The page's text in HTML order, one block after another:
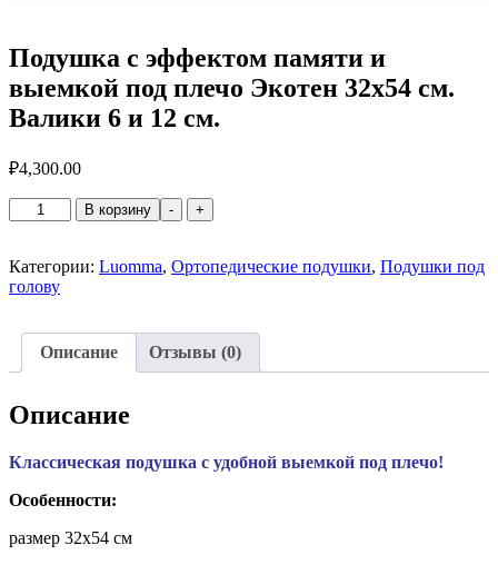
Подушка с эффектом памяти и
выемкой под плечо Экотен 32х54 см.
Валики 6 и 12 см.
₽4,300.00
-
Количество
товара
с
эффектом
выемкой
под
Экотен
32х54
Валики
и
см.
+
В корзину
Категории: Luomma, Ортопедические подушки, Подушки под
голову
Описание Отзывы (0)
Описание
Классическая подушка с удобной выемкой под плечо!
Особенности:
размер 32х54 см